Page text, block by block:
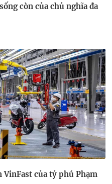
còn của chủ nghĩa đa
VinFast của tỷ phú Phạm